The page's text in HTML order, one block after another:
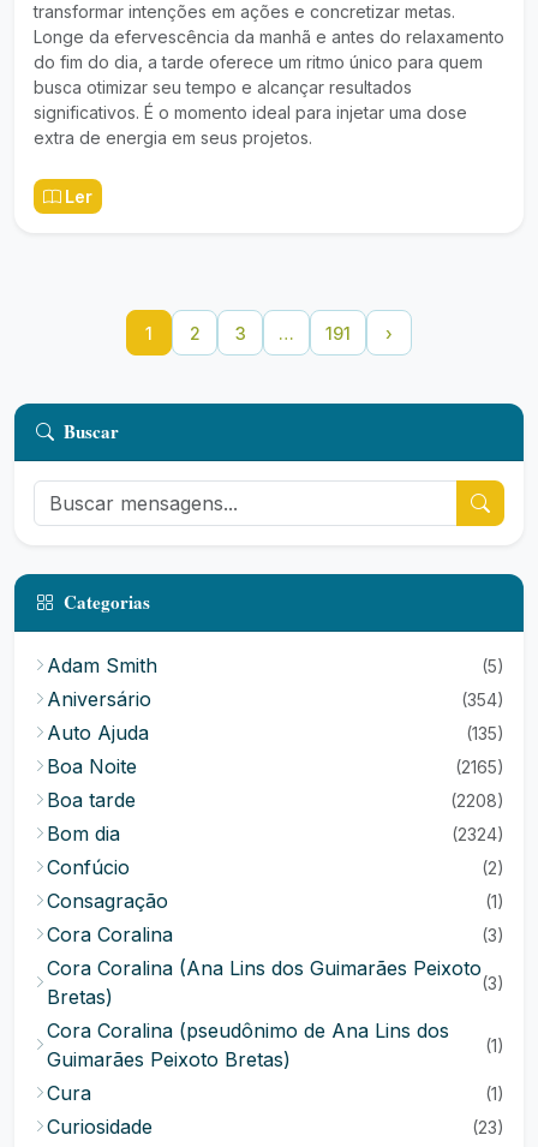
transformar intenções em ações e concretizar metas.
Longe da efervescência da manhã e antes do relaxamento
do fim do dia, a tarde oferece um ritmo único para quem
busca otimizar seu tempo e alcançar resultados
significativos. É o momento ideal para injetar uma dose
extra de energia em seus projetos.
Ler
1 2 3 … 191 ›
Buscar
Categorias
Adam Smith (5)
Aniversário (354)
Auto Ajuda (135)
Boa Noite (2165)
Boa tarde (2208)
Bom dia (2324)
Confúcio (2)
Consagração (1)
Cora Coralina (3)
Cora Coralina (Ana Lins dos Guimarães Peixoto
Bretas)
(3)
Cora Coralina (pseudônimo de Ana Lins dos
Guimarães Peixoto Bretas)
(1)
Cura (1)
Curiosidade (23)